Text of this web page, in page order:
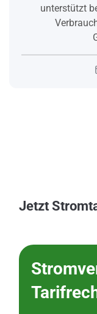
unterstützt
Jetzt